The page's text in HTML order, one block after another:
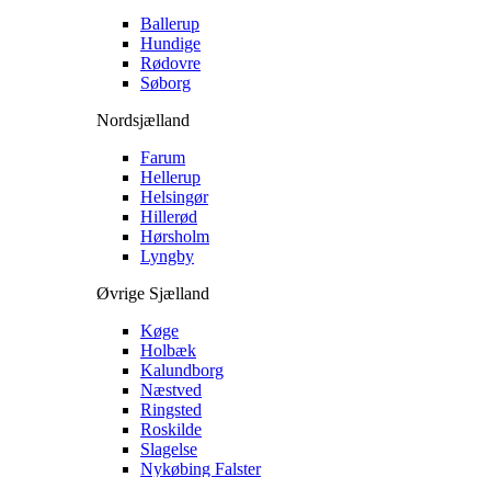
Ballerup
Hundige
Rødovre
Søborg
Nordsjælland
Farum
Hellerup
Helsingør
Hillerød
Hørsholm
Lyngby
Øvrige Sjælland
Køge
Holbæk
Kalundborg
Næstved
Ringsted
Roskilde
Slagelse
Nykøbing Falster